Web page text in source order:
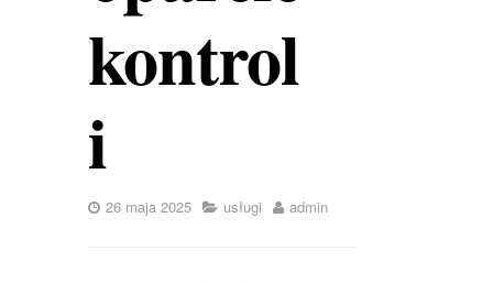
kontrol
i
26 maja 2025 usługi admin